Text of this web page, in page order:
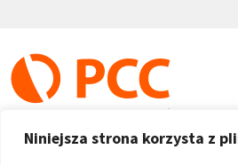
Niniejsza strona korzysta z